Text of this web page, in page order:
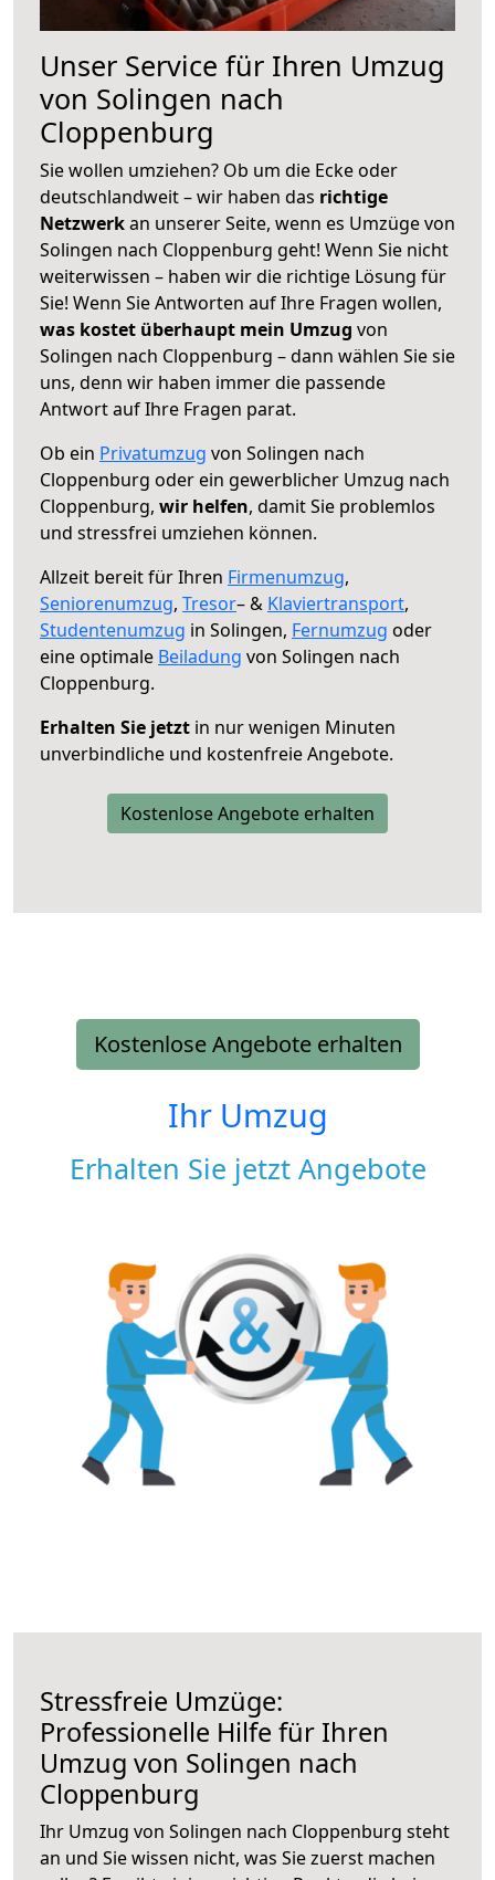
Unser Service für Ihren Umzug
von Solingen nach
Cloppenburg
Sie wollen umziehen? Ob um die Ecke oder
deutschlandweit – wir haben das richtige
Netzwerkan unserer Seite, wenn es Umzüge von
Solingen nach Cloppenburg geht! Wenn Sie nicht
weiterwissen – haben wir die richtige Lösung für
Sie! Wenn Sie Antworten auf Ihre Fragen wollen,
was kostet überhaupt mein Umzug von
Solingen nach Cloppenburg – dann wählen Sie sie
uns, denn wir haben immer die passende
Antwort auf Ihre Fragen parat.
Ob ein Privatumzug von Solingen nach
Cloppenburg oder ein gewerblicher Umzug nach
Cloppenburg, wir helfen, damit Sie problemlos
und stressfrei umziehen können.
Allzeit bereit für Ihren Firmenumzug,
Seniorenumzug, Tresor– & Klaviertransport,
Studentenumzug in Solingen, Fernumzug oder
eine optimale Beiladung von Solingen nach
Cloppenburg.
Erhalten Sie jetzt in nur wenigen Minuten
unverbindliche und kostenfreie Angebote.
Kostenlose Angebote erhalten
Kostenlose Angebote erhalten
Ihr Umzug
Erhalten Sie jetzt Angebote
Stressfreie Umzüge:
Professionelle Hilfe für Ihren
Umzug von Solingen nach
Cloppenburg
Ihr Umzug von Solingen nach Cloppenburg steht
an und Sie wissen nicht, was Sie zuerst machen